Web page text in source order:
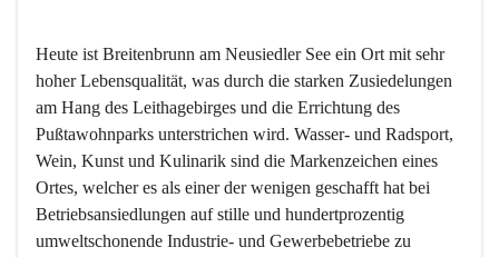
Heute ist Breitenbrunn am Neusiedler See ein Ort mit sehr
hoher Lebensqualität, was durch die starken Zusiedelungen
am Hang des Leithagebirges und die Errichtung des
Pußtawohnparks unterstrichen wird. Wasser- und Radsport,
Wein, Kunst und Kulinarik sind die Markenzeichen eines
Ortes, welcher es als einer der wenigen geschafft hat bei
Betriebsansiedlungen auf stille und hundertprozentig
umweltschonende Industrie- und Gewerbebetriebe zu